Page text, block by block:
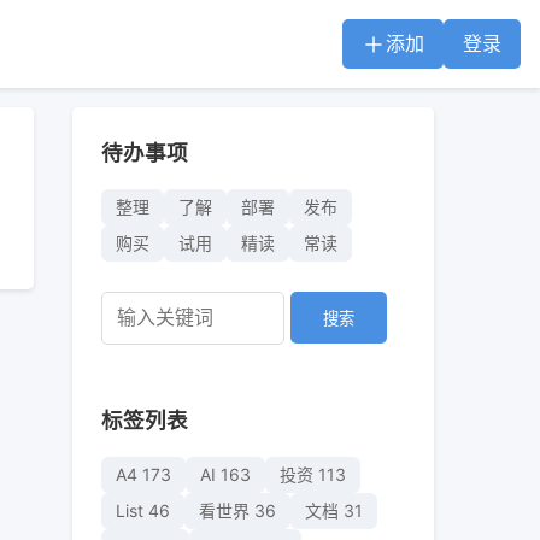
添加 登录
待办事项
整理 了解 部署
发布
购买
试用 精读 常读
搜索
标签列表
A4 173 AI 163 投资 113
List 46 看世界 36 文档 31